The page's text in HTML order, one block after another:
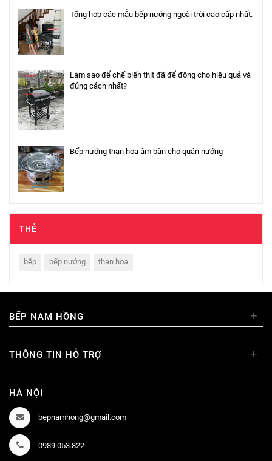
Tổng hợp các mẫu bếp nướng ngoài trời cao cấp nhất.
Làm sao để chế biến thịt đã để đông cho hiệu quả và
đúng cách nhất?
Bếp nướng than hoa âm bàn cho quán nướng
THẺ
bếp bếp nướng than hoa
BẾP NAM HỒNG +
THÔNG TIN HỖ TRỢ +
HÀ NỘI
bepnamhong@gmail.com
0989.053.822